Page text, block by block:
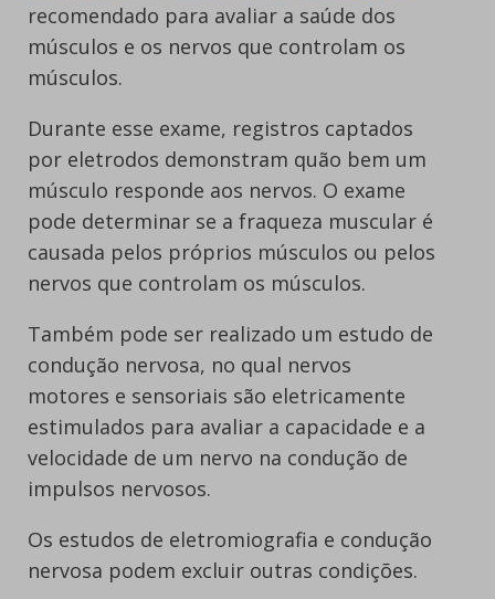
recomendado para avaliar a saúde dos
músculos e os nervos que controlam os
músculos.
Durante esse exame, registros captados
por eletrodos demonstram quão bem um
músculo responde aos nervos. O exame
pode determinar se a fraqueza muscular é
causada pelos próprios músculos ou pelos
nervos que controlam os músculos.
Também pode ser realizado um estudo de
condução nervosa, no qual nervos
motores e sensoriais são eletricamente
estimulados para avaliar a capacidade e a
velocidade de um nervo na condução de
impulsos nervosos.
Os estudos de eletromiografia e condução
nervosa podem excluir outras condições.